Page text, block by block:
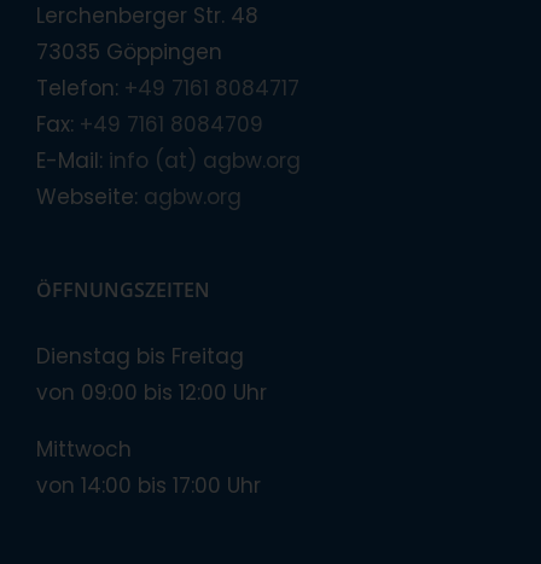
Lerchenberger Str. 48
73035 Göppingen
Telefon: +49 7161 8084717
Fax: +49 7161 8084709
E-Mail: info (at) agbw.org
Webseite: agbw.org
ÖFFNUNGSZEITEN
Dienstag bis Freitag
von 09:00 bis 12:00 Uhr
Mittwoch
von 14:00 bis 17:00 Uhr